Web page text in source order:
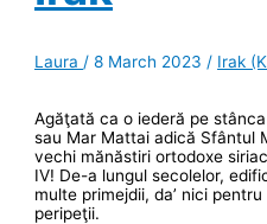
Laura /8 March 2023 / Irak
Agăţată ca o iederă pe
sau Mar Mattai adică Sfântul
vechi mănăstiri ortodoxe
IV! De-a lungul secolelor,
multe primejdii, da’ nici
peripeţii.